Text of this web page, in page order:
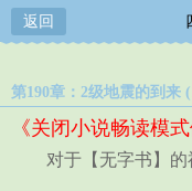
返回
第190章：2级地震的到来
《关闭小说畅读模
对于【无字书】的